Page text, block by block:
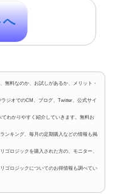
へ
無料なのか、お試しがあるか、メリット・
ジオでのCM、ブログ、Twitter、公式サイ
てわかりやすく紹介していきます。無料お
ンキング、毎月の定期購入などの情報も掲
ゴロジックを購入された方の、モニター、
ゴロジックについてのお得情報も調べてい